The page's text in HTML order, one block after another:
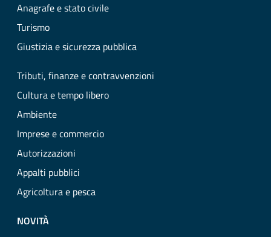
Anagrafe e stato civile
Turismo
Giustizia e sicurezza pubblica
Tributi, finanze e contravvenzioni
Cultura e tempo libero
Ambiente
Imprese e commercio
Autorizzazioni
Appalti pubblici
Agricoltura e pesca
NOVITÀ